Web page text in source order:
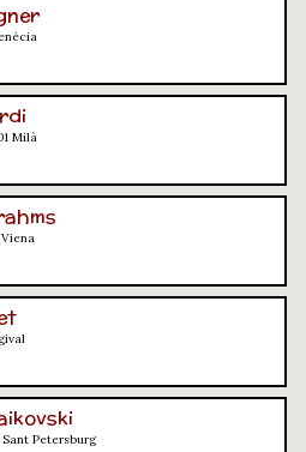
Milà
Viena
Petersburg